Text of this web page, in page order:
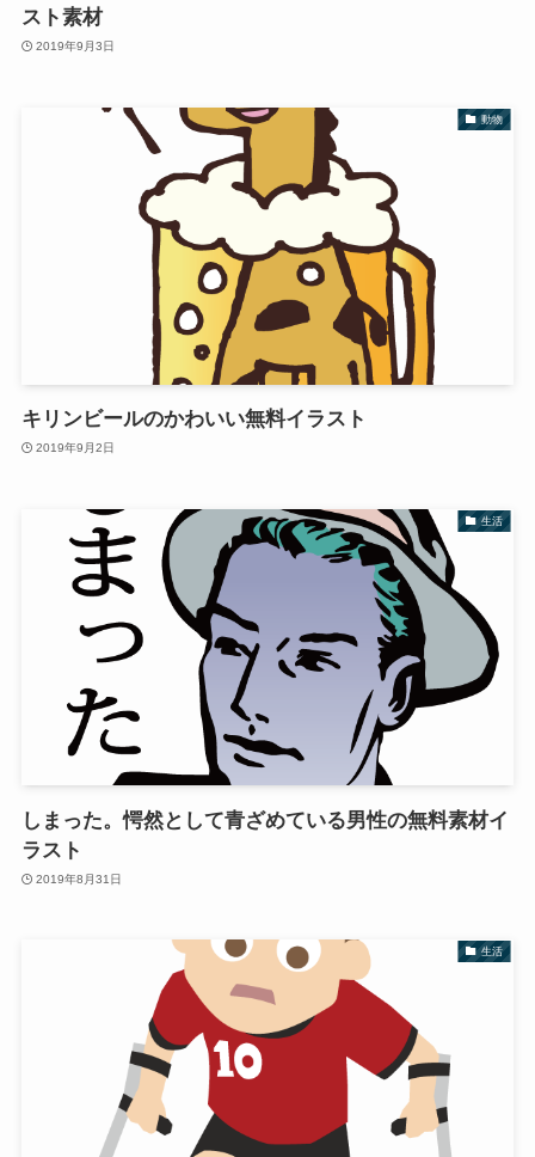
スト素材
2019年9月3日
動物
キリンビールのかわいい無料イラスト
2019年9月2日
生活
しまった。愕然として青ざめている男性の無料素材イ
ラスト
2019年8月31日
生活